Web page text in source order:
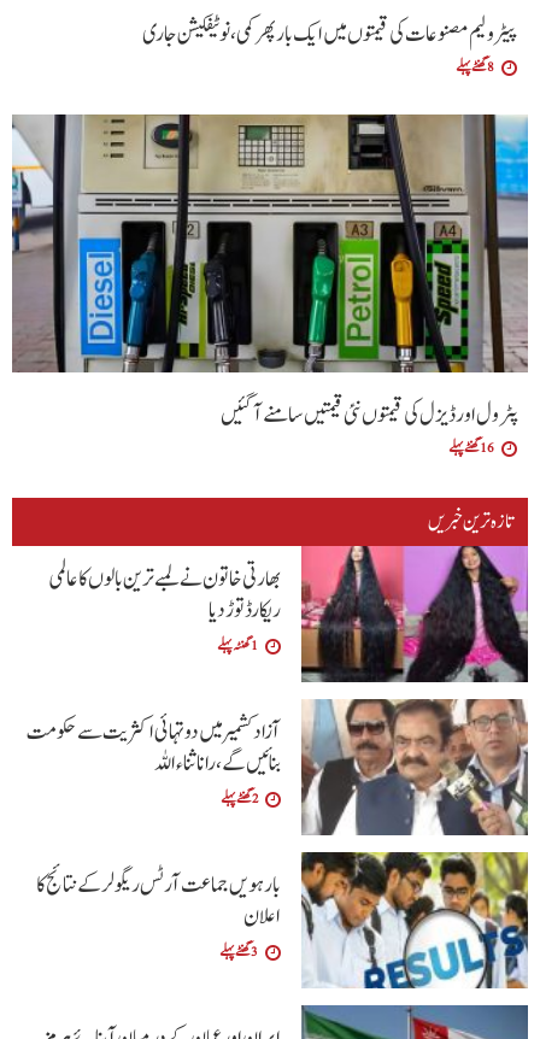
پیٹرولیم مصنوعات کی قیمتوں میں ایک بار پھر کمی،نوٹیفکیشن جاری
8 گھنٹے پہلے
پٹرول اور ڈیزل کی قیمتوں نئی قیمتیں سامنے آگئیں
16 گھنٹے پہلے
تازہ ترین خبریں
بھارتی خاتون نے لمبے ترین بالوں کا عالمی
ریکارڈ توڑ دیا
1 گھنٹہ پہلے
آزاد کشمیر میں دو تہائی اکثریت سے حکومت
بنائیں گے ،رانا ثناء اللہ
2 گھنٹے پہلے
بارہویں جماعت آرٹس ریگولر کے نتائج کا
اعلان
3 گھنٹے پہلے